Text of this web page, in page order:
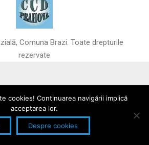
Comuna Brazi. Toate drepturile
rezervate
cookies! Continuarea navigării implică
acceptarea lor.
Despre cookies